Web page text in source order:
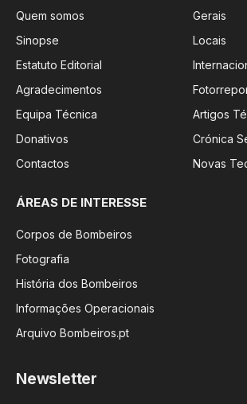
Quem somos
Sinopse
Estatuto Editorial
Agradecimentos
Equipa Técnica
Donativos
Contactos
Gerais
Locais
Artigos
Crónica
Novas
ÁREAS DE INTERESSE
Corpos de Bombeiros
Fotografia
História dos Bombeiros
Informações Operacionais
Arquivo Bombeiros.pt
Newsletter